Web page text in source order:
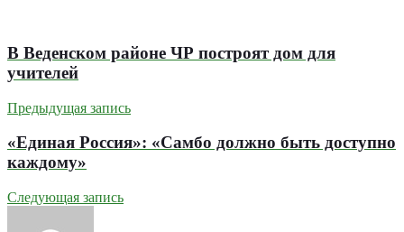
В Веденском районе ЧР построят дом для
учителей
Предыдущая запись
«Единая Россия»: «Самбо должно быть доступно
каждому»
Следующая запись